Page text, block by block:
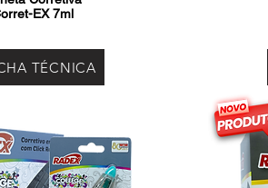
EX 7ml
TÉCNICA